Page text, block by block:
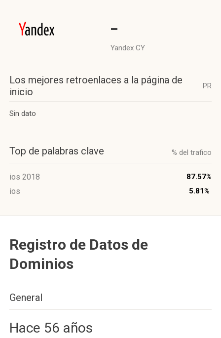
-
Yandex CY
Los mejores retroenlaces a la página de
inicio
PR
Sin dato
Top de palabras clave % del trafico
ios 2018 87.57%
ios 5.81%
Registro de Datos de
Dominios
General
Hace 56 años